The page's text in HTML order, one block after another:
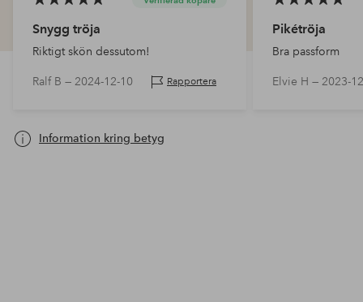
Snygg tröja
Riktigt skön dessutom!
Ralf B — 2024-12-10 Rapportera
Pikétröja
Bra passform
Elvie H — 2023-
Information kring betyg